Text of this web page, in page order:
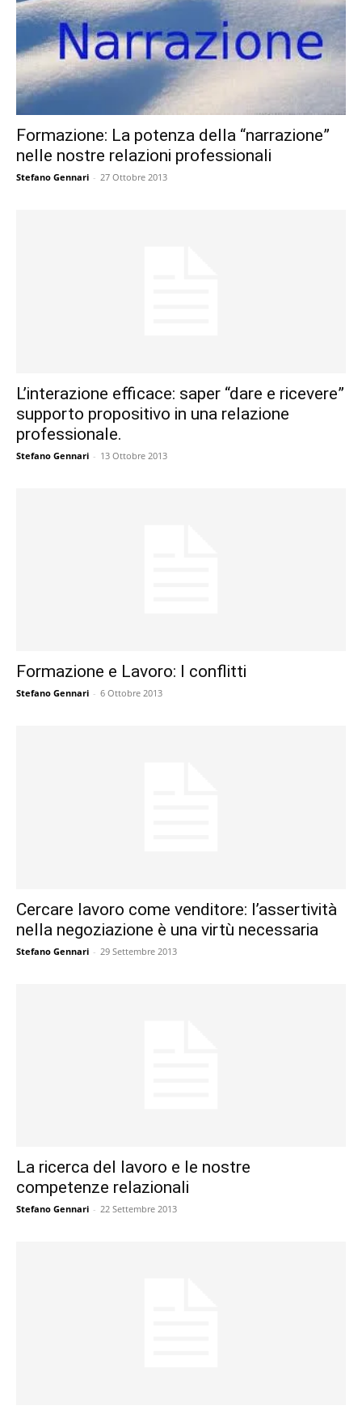
Formazione: La potenza della “narrazione”
nelle nostre relazioni professionali
Stefano Gennari - 27 Ottobre 2013
L’interazione efficace: saper “dare e ricevere”
supporto propositivo in una relazione
professionale.
Stefano Gennari - 13 Ottobre 2013
Formazione e Lavoro: I conflitti
Stefano Gennari - 6 Ottobre 2013
Cercare lavoro come venditore: l’assertività
nella negoziazione è una virtù necessaria
Stefano Gennari - 29 Settembre 2013
La ricerca del lavoro e le nostre
competenze relazionali
Stefano Gennari - 22 Settembre 2013